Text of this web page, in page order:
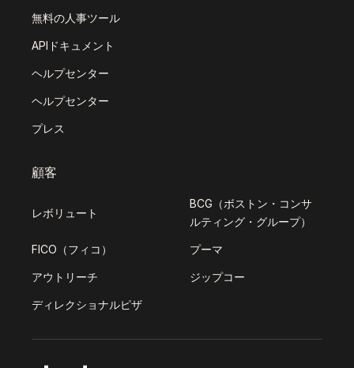
無料の人事ツール
APIドキュメント
ヘルプセンター
ヘルプセンター
プレス
顧客
レボリュート
BCG（ボストン・コンサ
ルティング・グループ）
FICO（フィコ） プーマ
アウトリーチ ジップコー
ディレクショナルピザ